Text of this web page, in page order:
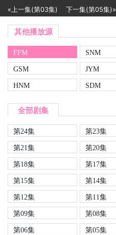
«上一集(第03集) 下一集(第05集)»
其他播放源
FFM SNM
GSM
JYM
HNM
SDM
全部剧集
第24集 第23集
第21集
第20集
第18集
第17集
第15集
第14集
第12集
第11集
第09集
第08集
第06集
第05集